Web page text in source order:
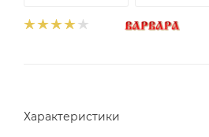
Характеристики